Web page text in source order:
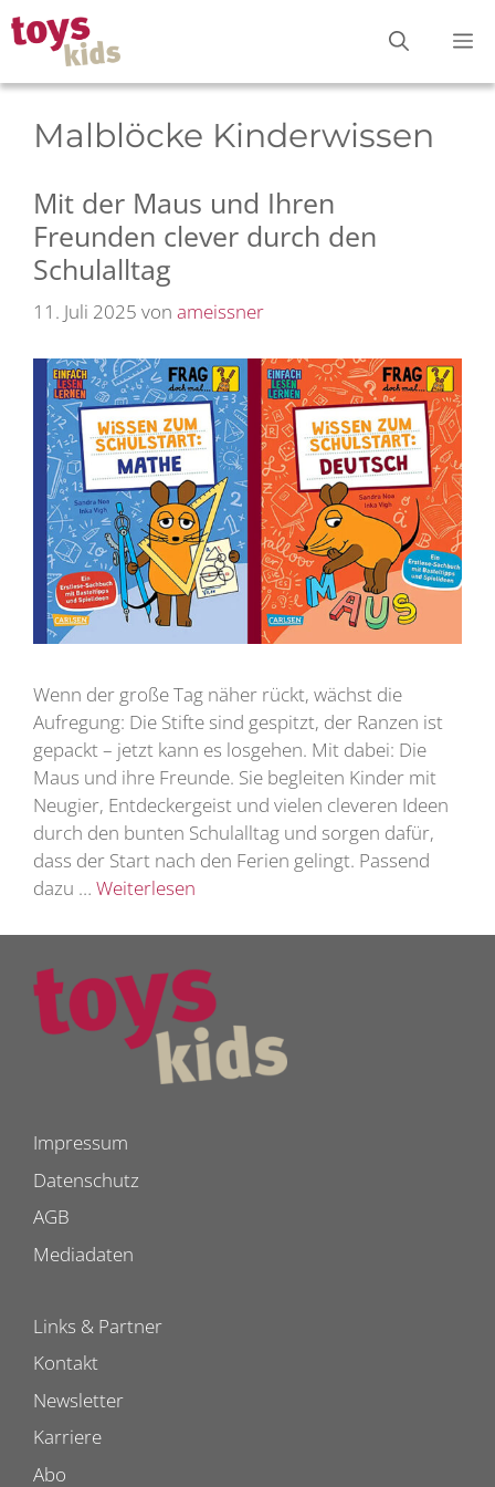
Zum
Inhalt
springen
Malblöcke Kinderwissen
Mit der Maus und Ihren
Freunden clever durch den
Schulalltag
11. Juli 2025 von ameissner
Wenn der große Tag näher rückt, wächst die
Aufregung: Die Stifte sind gespitzt, der Ranzen ist
gepackt – jetzt kann es losgehen. Mit dabei: Die
Maus und ihre Freunde. Sie begleiten Kinder mit
Neugier, Entdeckergeist und vielen cleveren Ideen
durch den bunten Schulalltag und sorgen dafür,
dass der Start nach den Ferien gelingt. Passend
dazu … Weiterlesen
Impressum
Datenschutz
AGB
Mediadaten
Links & Partner
Kontakt
Newsletter
Karriere
Abo